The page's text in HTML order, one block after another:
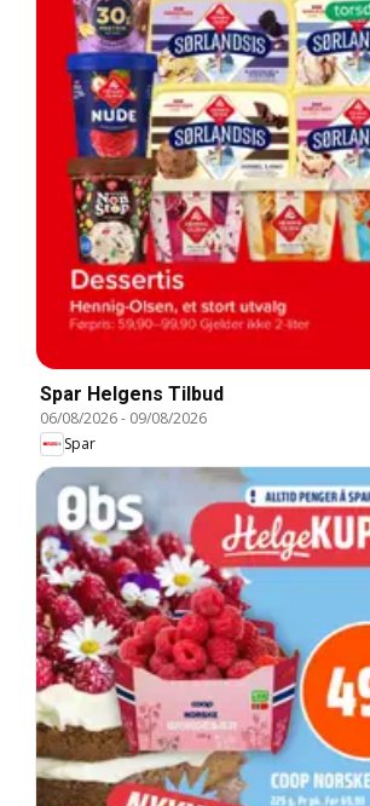
Spar Helgens Tilbud
06/08/2026- 09/08/2026
Spar